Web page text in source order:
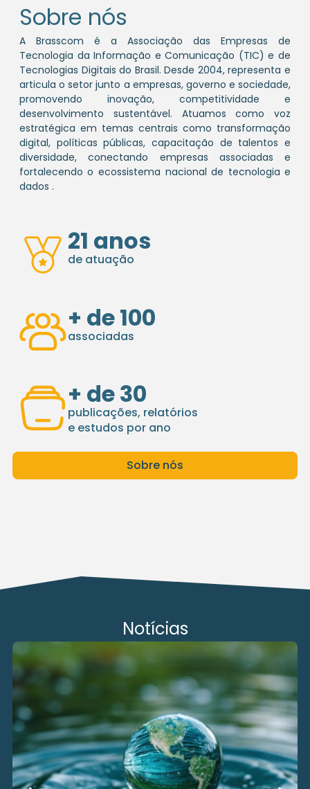
Sobre nós
A Brasscom é a Associação das Empresas de
Tecnologia da Informação e Comunicação (TIC) e de
Tecnologias Digitais do Brasil. Desde 2004, representa e
articula o setor junto a empresas, governo e sociedade,
promovendo inovação, competitividade e
desenvolvimento sustentável. Atuamos como voz
estratégica em temas centrais como transformação
digital, políticas públicas, capacitação de talentos e
diversidade, conectando empresas associadas e
fortalecendo o ecossistema nacional de tecnologia e
dados .
de atuação
21 anos
associadas
+ de 100
publicações, relatórios
e estudos por ano
+ de 30
Sobre nós
Notícias